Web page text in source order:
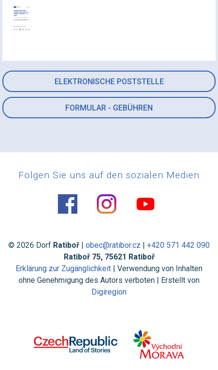
ELEKTRONISCHE POSTSTELLE
FORMULAR - GEBÜHREN
Folgen Sie uns auf den sozialen Medien
© 2026 Dorf Ratiboř | obec@ratibor.cz | +420 571 442 090
Ratiboř 75, 75621 Ratiboř
Erklärung zur Zugänglichkeit | Verwendung von Inhalten
ohne Genehmigung des Autors verboten | Erstellt von
Digiregion